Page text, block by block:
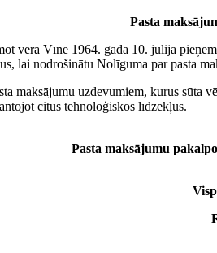
Pasta
vērā Vīnē 1964. gada 10. jūlijā
lai nodrošinātu Nolīguma par pasta
maksājumu uzdevumiem, kurus sūta
citus tehnoloģiskos līdzekļus.
Pasta maksājumu